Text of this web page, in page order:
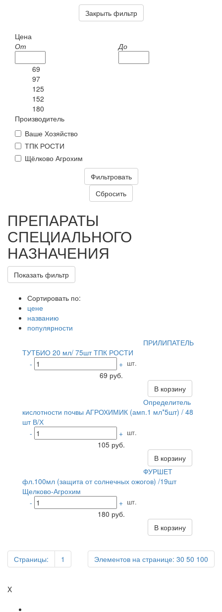
Закрыть фильтр
Цена
От
До
69
97
125
152
180
Производитель
Ваше Хозяйство
ТПК РОСТИ
Щёлково Агрохим
ПРЕПАРАТЫ
СПЕЦИАЛЬНОГО
НАЗНАЧЕНИЯ
Показать фильтр
Сортировать по:
цене
названию
популярности
ПРИЛИПАТЕЛЬ
ТУТБИО 20 мл/ 75шт ТПК РОСТИ
-
+ шт.
69 руб.
В корзину
Определитель
кислотности почвы АГРОХИМИК (амп.1 мл*5шт) / 48
шт В/Х
-
+ шт.
105 руб.
В корзину
ФУРШЕТ
фл.100мл (защита от солнечных ожогов) /19шт
Щелково-Агрохим
-
+ шт.
180 руб.
В корзину
Элементов на странице: 30 50 100
Страницы: 1
X